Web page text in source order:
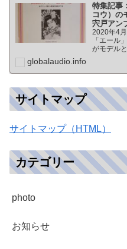
特集記事
コウ）の
宍戸アン
2020年4
「エール
がモデル
戦前の声
する宍戸
ングルア
globalaudio.info
サイトマップ
サイトマップ（HTML）
カテゴリー
photo
お知らせ